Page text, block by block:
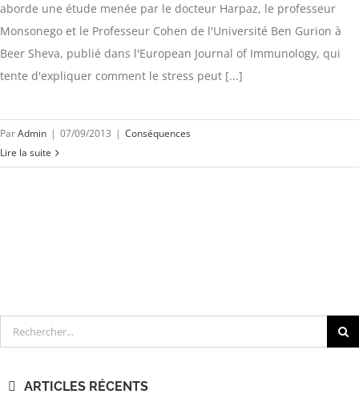
aborde une étude menée par le docteur Harpaz, le professeur
Monsonego et le Professeur Cohen de l'Université Ben Gurion à
Beer Sheva, publié dans l'European Journal of Immunology, qui
tente d'expliquer comment le stress peut [...]
ParAdmin | 07/09/2013 | Conséquences
Lire la suite
Rechercher
ARTICLES RÉCENTS